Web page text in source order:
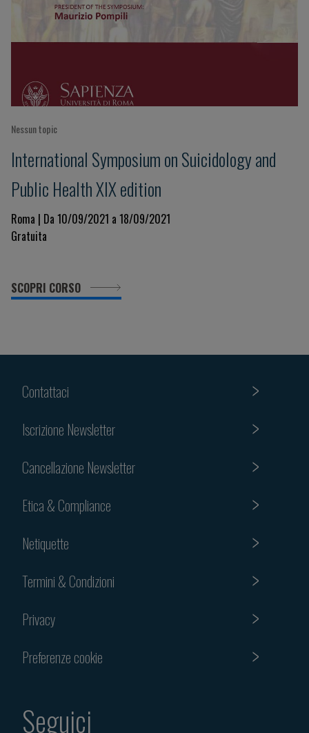
Nessun topic
International Symposium on Suicidology and
Public Health XIX edition
Roma | Da 10/09/2021 a 18/09/2021
Gratuita
SCOPRI CORSO
Contattaci
Iscrizione Newsletter
Cancellazione Newsletter
Etica & Compliance
Netiquette
Termini & Condizioni
Privacy
Preferenze cookie
Seguici